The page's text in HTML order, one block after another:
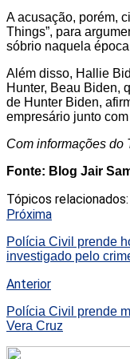
A acusação, porém,
Things”, para
sóbrio naquela
Além disso, Hallie
Hunter, Beau Biden,
de Hunter Biden,
empresário junto
Com informações do
Fonte: Blog Jair
Tópicos relacionados:
Próxima
Polícia Civil prende
investigado pelo
Anterior
Polícia Civil prende
Vera Cruz